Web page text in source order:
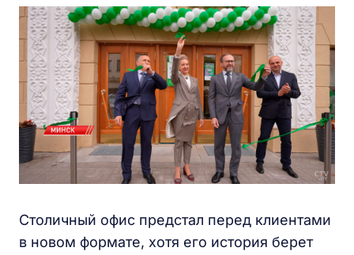
Столичный офис предстал перед клиентами
в новом формате, хотя его история берет